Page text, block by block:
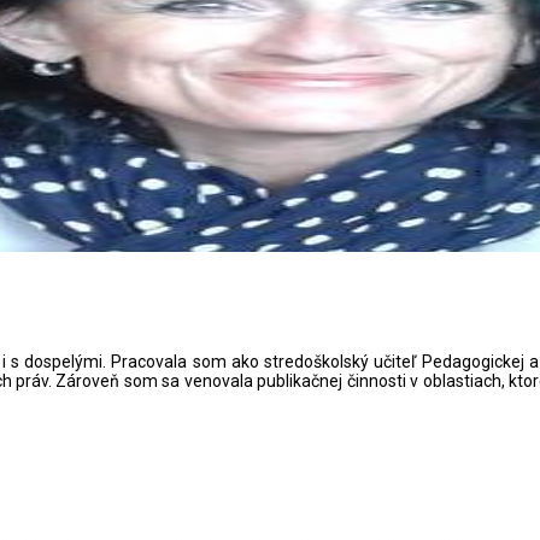
Svoje skúsenosti som získala počas pôsobenia vo